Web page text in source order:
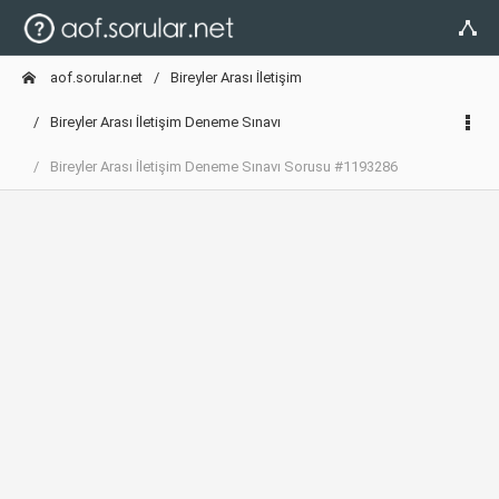
aof.sorular.net Bireyler Arası İletişim
Bireyler Arası İletişim Deneme Sınavı
Bireyler Arası İletişim Deneme Sınavı Sorusu #1193286